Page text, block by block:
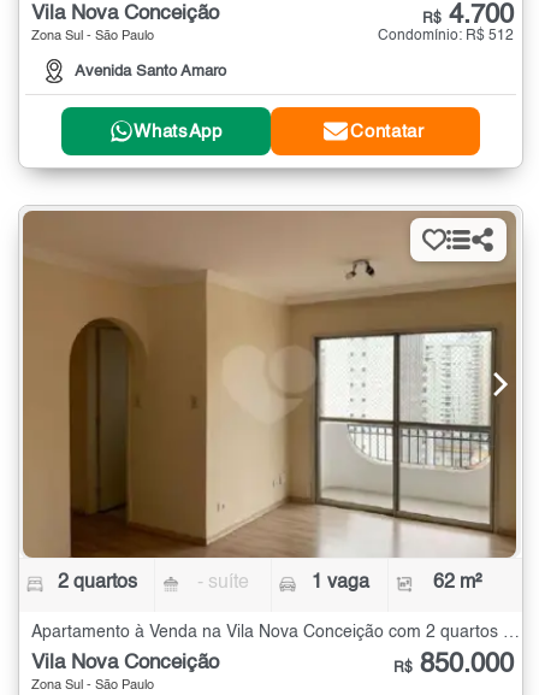
Vila Nova Conceição
Zona Sul - São Paulo
Avenida Santo Amaro
R$ 4.700
Condomínio: R$ 512
WhatsApp Contatar
2 quartos - suíte 1 vaga 62 m²
Apartamento à Venda na Vila Nova Conceição com 2 quartos - 62 m²
Vila Nova Conceição
Zona Sul - São Paulo
R$ 850.000